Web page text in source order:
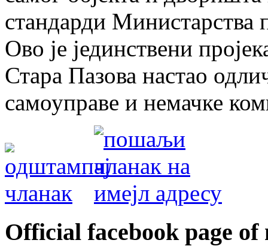
стандарди Министарства
Ово је јединствени
Стара Пазова настао
самоуправе и немачке
Оfficial facebook page